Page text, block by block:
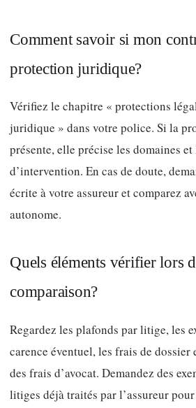
Comment savoir si mon
protection juridique?
Vérifiez le chapitre « protections
juridique » dans votre police. Si la
présente, elle précise les domaines
d’intervention. En cas de doute,
écrite à votre assureur et comparez
autonome.
Quels éléments vérifier lors
comparaison?
Regardez les plafonds par litige, les
carence éventuel, les frais de dossier
des frais d’avocat. Demandez des
litiges déjà traités par l’assureur